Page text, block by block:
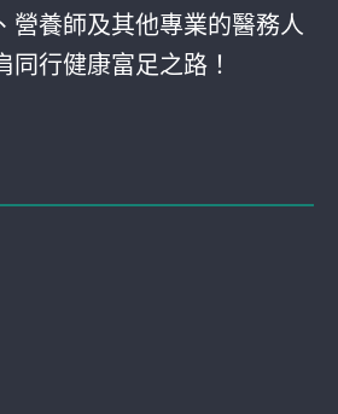
營養師及其他專業的醫務人
同行健康富足之路！